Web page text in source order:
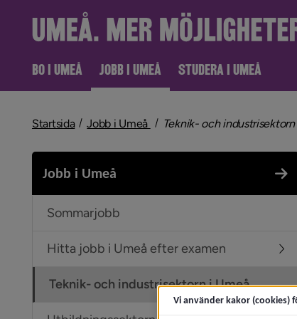
BO I UMEÅ JOBB I UMEÅ STUDERA I UMEÅ
Startsida Jobb i Umeå nivå i brödsmulenavigeringen
Teknik- och industrisektorn
Jobb i Umeå
Sommarjobb
Hitta jobb i Umeå efter examen
Teknik- och industrisektorn i Umeå
Vi använder kakor (cookies)